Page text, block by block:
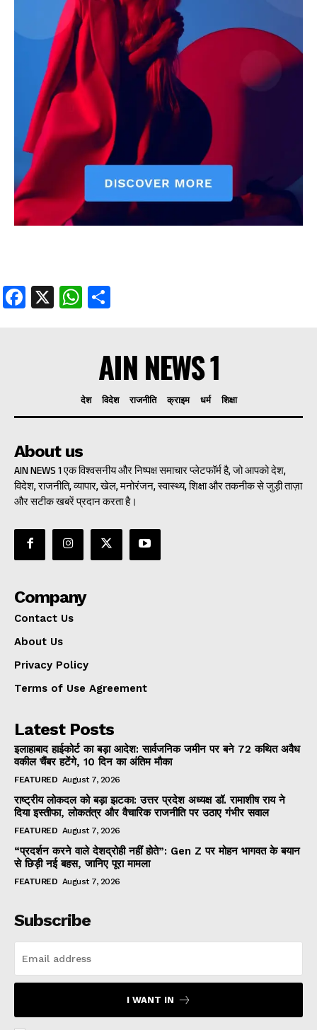
Privacy Policy
Terms of Use Agreement
Facebook
X WhatsApp
Share
Facebook
X WhatsApp
AIN NEWS 1
देश विदेश राजनीति क्राइम धर्म शिक्षा
About us
AIN NEWS 1 एक विश्वसनीय और निष्पक्ष समाचार प्लेटफॉर्म है, जो आपको देश,
विदेश, राजनीति, व्यापार, खेल, मनोरंजन, स्वास्थ्य, शिक्षा और तकनीक से जुड़ी ताज़ा
और सटीक खबरें प्रदान करता है।
Company
Contact Us
About Us
Privacy Policy
Terms of Use Agreement
Latest Posts
इलाहाबाद हाईकोर्ट का बड़ा आदेश: सार्वजनिक जमीन पर बने 72 कथित अवैध
वकील चैंबर हटेंगे, 10 दिन का अंतिम मौका
FEATURED August 7, 2026
राष्ट्रीय लोकदल को बड़ा झटका: उत्तर प्रदेश अध्यक्ष डॉ. रामाशीष राय ने
दिया इस्तीफा, लोकतंत्र और वैचारिक राजनीति पर उठाए गंभीर सवाल
FEATURED August 7, 2026
“प्रदर्शन करने वाले देशद्रोही नहीं होते”: Gen Z पर मोहन भागवत के बयान
से छिड़ी नई बहस, जानिए पूरा मामला
FEATURED August 7, 2026
Subscribe
I WANT IN